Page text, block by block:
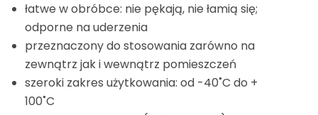
łatwe w obróbce: nie pękają, nie łamią się;
odporne na uderzenia
przeznaczony do stosowania zarówno na
zewnątrz jak i wewnątrz pomieszczeń
szeroki zakres użytkowania: od -40˚C do +
100˚C